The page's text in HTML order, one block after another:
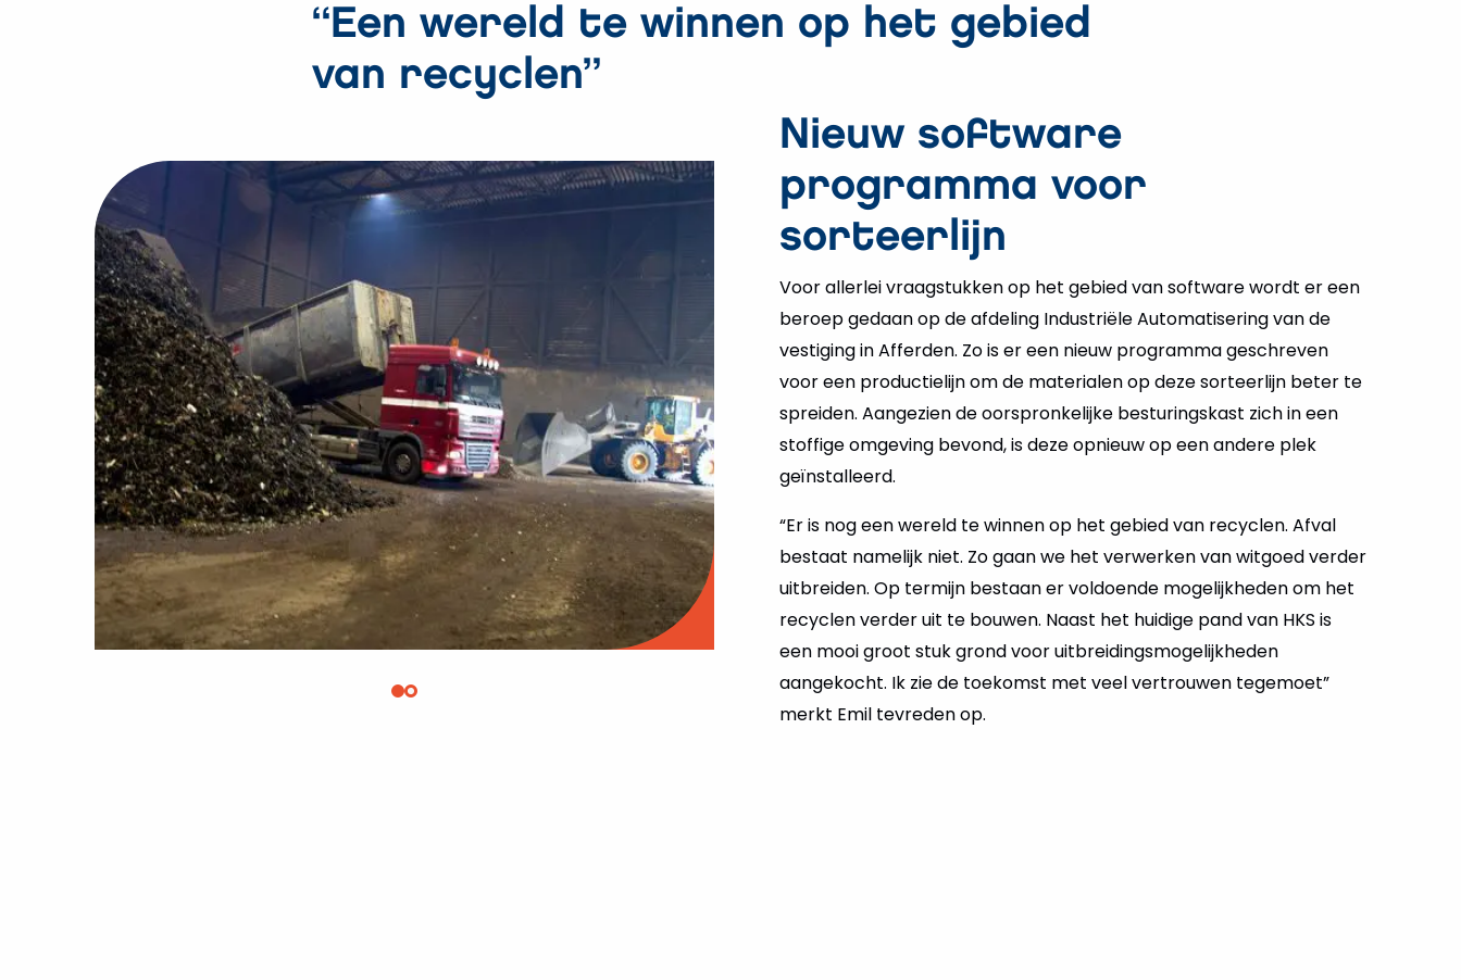
“Een wereld te winnen op het gebied
van recyclen”
Nieuw software
programma voor
sorteerlijn
Voor allerlei vraagstukken op het gebied van software wordt er een
beroep gedaan op de afdeling Industriële Automatisering van de
vestiging in Afferden. Zo is er een nieuw programma geschreven
voor een productielijn om de materialen op deze sorteerlijn beter te
spreiden. Aangezien de oorspronkelijke besturingskast zich in een
stoffige omgeving bevond, is deze opnieuw op een andere plek
geïnstalleerd.
“Er is nog een wereld te winnen op het gebied van recyclen. Afval
bestaat namelijk niet. Zo gaan we het verwerken van witgoed verder
uitbreiden. Op termijn bestaan er voldoende mogelijkheden om het
recyclen verder uit te bouwen. Naast het huidige pand van HKS is
een mooi groot stuk grond voor uitbreidingsmogelijkheden
aangekocht. Ik zie de toekomst met veel vertrouwen tegemoet”
merkt Emil tevreden op.